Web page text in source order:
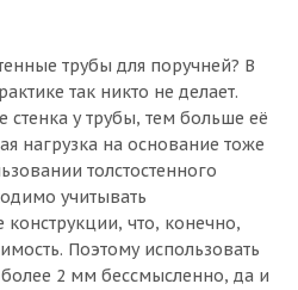
трубы для поручней? В
так никто не делает.
у трубы, тем больше её
нагрузка на основание тоже
толстостенного
учитывать
что, конечно,
Поэтому использовать
2 мм бессмысленно, да и